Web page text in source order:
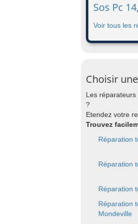
Sos Pc
Voir tous les
Choisir
Les
?
Etendez votre
Trouvez
Réparation
Réparation
Réparation
Réparation
Mondeville